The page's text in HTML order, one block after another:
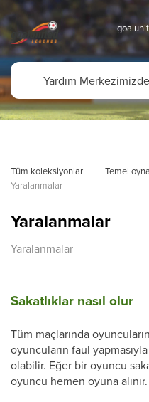
Tüm koleksiyonlar Temel
Yaralanmalar
Yaralanmalar
Yaralanmalar
Sakatlıklar nasıl olur
Tüm maçlarında
oyuncuların faul
olabilir. Eğer bir oyuncu
oyuncu hemen oyuna alınır.